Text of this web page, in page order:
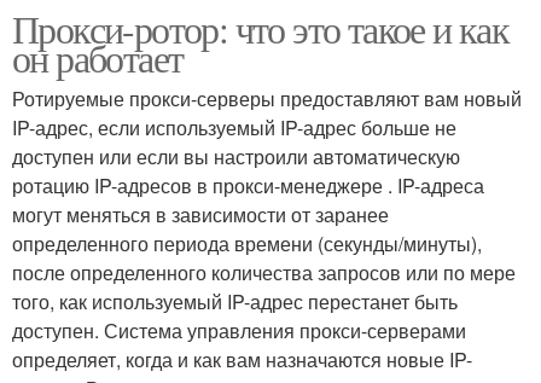
Прокси-ротор: что это такое и как
он работает
Ротируемые прокси-серверы предоставляют вам новый
IP-адрес, если используемый IP-адрес больше не
доступен или если вы настроили автоматическую
ротацию IP-адресов в прокси-менеджере . IP-адреса
могут меняться в зависимости от заранее
определенного периода времени (секунды/минуты),
после определенного количества запросов или по мере
того, как используемый IP-адрес перестанет быть
доступен. Система управления прокси-серверами
определяет, когда и как вам назначаются новые IP-